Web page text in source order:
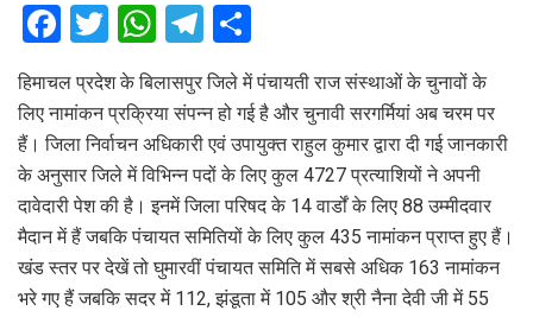
F
ce
b
o
o
k
T
wi
tt
er
W
at
s
A
p
p
T
el
e
gr
a
m
h
ar
e
हिमाचल प्रदेश के बिलासपुर जिले में पंचायती राज संस्थाओं के चुनावों के
लिए नामांकन प्रक्रिया संपन्न हो गई है और चुनावी सरगर्मियां अब चरम पर
हैं। जिला निर्वाचन अधिकारी एवं उपायुक्त राहुल कुमार द्वारा दी गई जानकारी
के अनुसार जिले में विभिन्न पदों के लिए कुल 4727 प्रत्याशियों ने अपनी
दावेदारी पेश की है। इनमें जिला परिषद के 14 वार्डों के लिए 88 उम्मीदवार
मैदान में हैं जबकि पंचायत समितियों के लिए कुल 435 नामांकन प्राप्त हुए हैं।
खंड स्तर पर देखें तो घुमारवीं पंचायत समिति में सबसे अधिक 163 नामांकन
भरे गए हैं जबकि सदर में 112, झंडूता में 105 और श्री नैना देवी जी में 55